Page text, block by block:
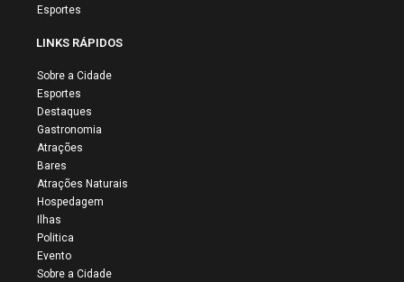
Esportes
LINKS RÁPIDOS
Sobre a Cidade
Esportes
Destaques
Gastronomia
Atrações
Bares
Atrações Naturais
Hospedagem
Ilhas
Politica
Evento
Sobre a Cidade